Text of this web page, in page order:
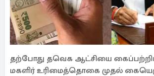
தற்போது தவெக ஆட்சியை
மகளிர் உரிமைத்தொகை முதல்